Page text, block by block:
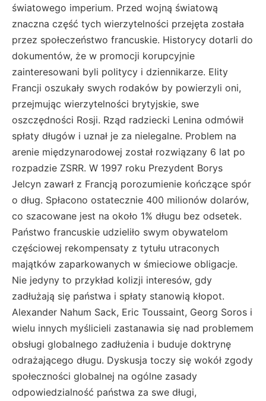
światowego imperium. Przed wojną światową
znaczna część tych wierzytelności przejęta została
przez społeczeństwo francuskie. Historycy dotarli do
dokumentów, że w promocji korupcyjnie
zainteresowani byli politycy i dziennikarze. Elity
Francji oszukały swych rodaków by powierzyli oni,
przejmując wierzytelności brytyjskie, swe
oszczędności Rosji. Rząd radziecki Lenina odmówił
spłaty długów i uznał je za nielegalne. Problem na
arenie międzynarodowej został rozwiązany 6 lat po
rozpadzie ZSRR. W 1997 roku Prezydent Borys
Jelcyn zawarł z Francją porozumienie kończące spór
o dług. Spłacono ostatecznie 400 milionów dolarów,
co szacowane jest na około 1% długu bez odsetek.
Państwo francuskie udzieliło swym obywatelom
częściowej rekompensaty z tytułu utraconych
majątków zaparkowanych w śmieciowe obligacje.
Nie jedyny to przykład kolizji interesów, gdy
zadłużają się państwa i spłaty stanowią kłopot.
Alexander Nahum Sack, Eric Toussaint, Georg Soros i
wielu innych myślicieli zastanawia się nad problemem
obsługi globalnego zadłużenia i buduje doktrynę
odrażającego długu. Dyskusja toczy się wokół zgody
społeczności globalnej na ogólne zasady
odpowiedzialność państwa za swe długi,